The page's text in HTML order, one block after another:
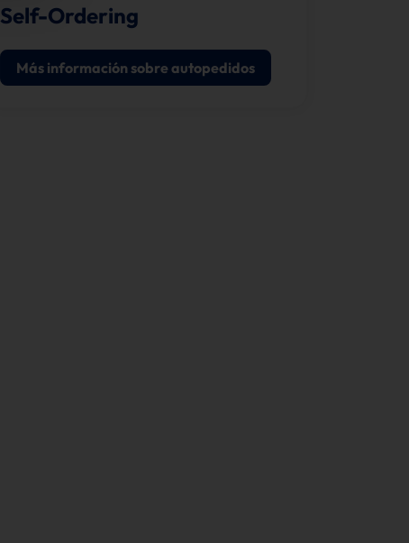
Self-Ordering
Más información sobre autopedidos